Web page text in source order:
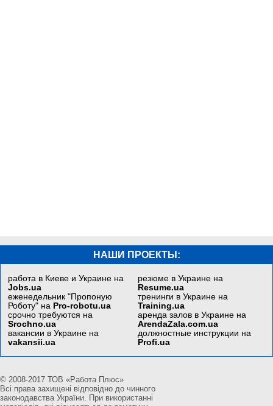
НАШИ ПРОЕКТЫ:
работа в Киеве и Украине на
Jobs.ua
еженедельник "Пропоную
Роботу" на Pro-robotu.ua
срочно требуются на
Srochno.ua
вакансии в Украине на
vakansii.ua
резюме в Украине на
Resume.ua
тренинги в Украине на
Training.ua
аренда залов в Украине на
ArendaZala.com.ua
должностные инструкции на
Profi.ua
© 2008-2017 ТОВ «Работа Плюс»
Всі права захищені відповідно до чинного
законодавства України. При використанні